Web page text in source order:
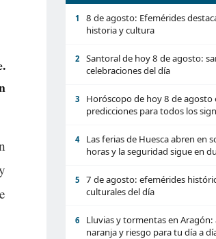
1
8 de agosto: Efemérides
historia y cultura
2
Santoral de hoy 8 de agosto:
celebraciones del día
3
Horóscopo de hoy 8 de agosto
predicciones para todos los
4
Las ferias de Huesca abren en
horas y la seguridad sigue en
5
7 de agosto: efemérides
culturales del día
6
Lluvias y tormentas en Aragón:
naranja y riesgo para tu día a